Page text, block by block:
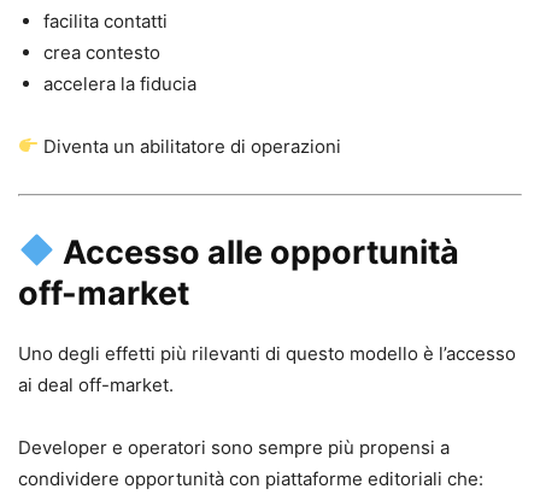
facilita contatti
crea contesto
accelera la fiducia
Diventa un abilitatore di operazioni
Accesso alle opportunità
off-market
Uno degli effetti più rilevanti di questo modello è l’accesso
ai deal off-market.
Developer e operatori sono sempre più propensi a
condividere opportunità con piattaforme editoriali che: